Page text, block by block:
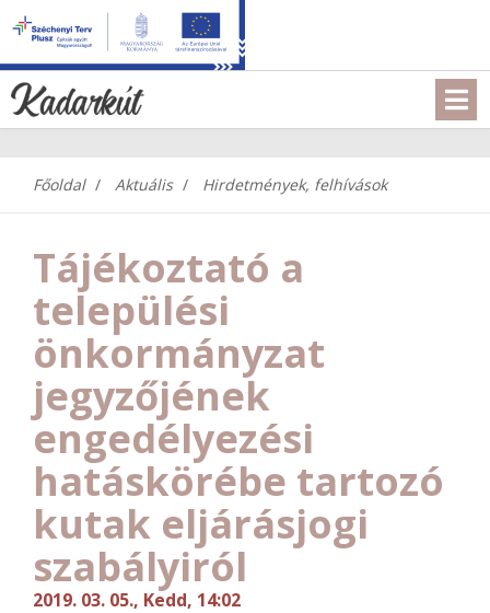
Főoldal Aktuális Hirdetmények, felhívások
Tájékoztató a
települési
önkormányzat
jegyzőjének
engedélyezési
hatáskörébe tartozó
kutak eljárásjogi
szabályiról
2019. 03. 05., Kedd, 14:02